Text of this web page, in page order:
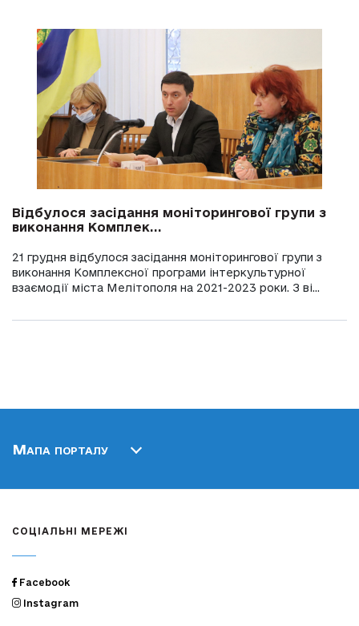
Відбулося засідання моніторингової групи з
виконання Комплек...
21 грудня відбулося засідання моніторингової групи з
виконання Комплексної програми інтеркультурної
взаємодії міста Мелітополя на 2021-2023 роки. З ві...
Мапа порталу
СОЦІАЛЬНІ МЕРЕЖІ
Facebook
Instagram